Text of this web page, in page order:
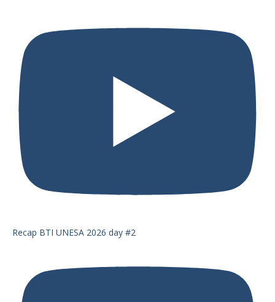
Recap BTI UNESA 2026 day #2